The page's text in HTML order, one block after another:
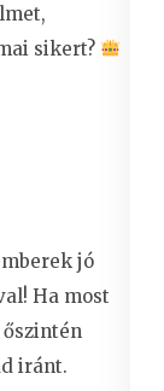
sikert?
jó
Ha most
iránt.